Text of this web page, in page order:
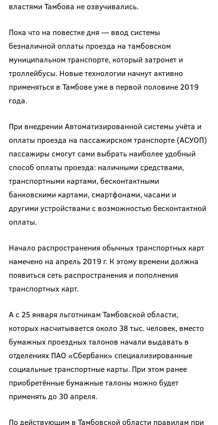
властями Тамбова не озвучивались.
Пока что на повестке дня — ввод системы
безналичной оплаты проезда на тамбовском
муниципальном транспорте, который затронет и
троллейбусы. Новые технологии начнут активно
применяться в Тамбове уже в первой половине 2019
года.
При внедрении Автоматизированной системы учёта и
оплаты проезда на пассажирском транспорте (АСУОП)
пассажиры смогут сами выбрать наиболее удобный
способ оплаты проезда: наличными средствами,
транспортными картами, бесконтактными
банковскими картами, смартфонами, часами и
другими устройствами с возможностью бесконтактной
оплаты.
Начало распространения обычных транспортных карт
намечено на апрель 2019 г. К этому времени должна
появиться сеть распространения и пополнения
транспортных карт.
А с 25 января льготникам Тамбовской области,
которых насчитывается около 38 тыс. человек, вместо
бумажных проездных талонов начали выдавать в
отделениях ПАО «Сбербанк» специализированные
социальные транспортные карты. При этом ранее
приобретённые бумажные талоны можно будет
применять до 30 апреля.
По действующим в Тамбовской области правилам при